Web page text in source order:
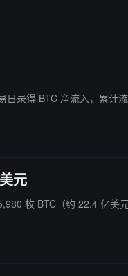
录得 BTC 净流入，累计
元
枚 BTC（约 22.4 亿美